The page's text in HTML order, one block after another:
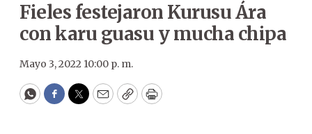
Fieles festejaron Kurusu Ára
con karu guasu y mucha chipa
Mayo 3, 2022 10:00 p. m.
WhatsApp
Facebook
Twitter
EmailCopyPrint